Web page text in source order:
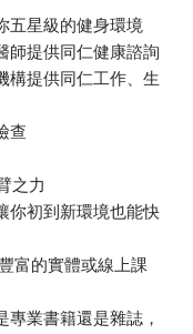
五星級的健身環境
師提供同仁健康諮詢
構提供同仁工作、生
查
之力
你初到新環境也能快
富的實體或線上課
業書籍還是雜誌，